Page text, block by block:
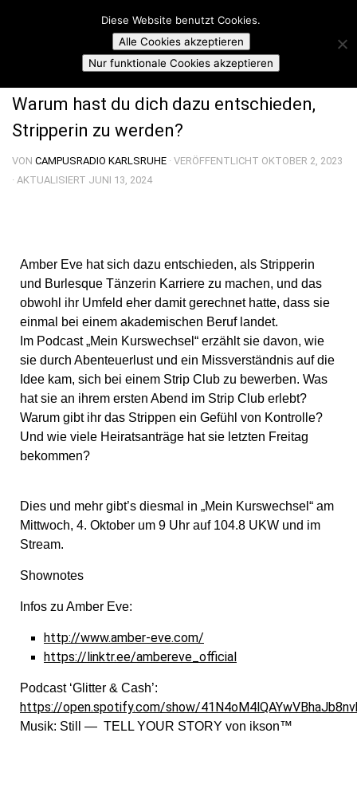
Skip to content
Campusradio Karlsruhe
MEIN KURSWECHSEL
Warum hast du dich dazu entschieden,
Stripperin zu werden?
VON CAMPUSRADIO KARLSRUHE · VERÖFFENTLICHT OKTOBER 2, 2023
· AKTUALISIERT JUNI 13, 2024
Amber Eve hat sich dazu entschieden, als Stripperin
und Burlesque Tänzerin Karriere zu machen, und das
obwohl ihr Umfeld eher damit gerechnet hatte, dass sie
einmal bei einem akademischen Beruf landet.
Im Podcast „Mein Kurswechsel“ erzählt sie davon, wie
sie durch Abenteuerlust und ein Missverständnis auf die
Idee kam, sich bei einem Strip Club zu bewerben. Was
hat sie an ihrem ersten Abend im Strip Club erlebt?
Warum gibt ihr das Strippen ein Gefühl von Kontrolle?
Und wie viele Heiratsanträge hat sie letzten Freitag
bekommen?
Dies und mehr gibt’s diesmal in „Mein Kurswechsel“ am
Mittwoch, 4. Oktober um 9 Uhr auf 104.8 UKW und im
Stream.
Shownotes
Infos zu Amber Eve:
http://www.amber-eve.com/
https://linktr.ee/ambereve_official
Podcast ‘Glitter & Cash’:
https://open.spotify.com/show/
Musik: Still — TELL YOUR STORY von ikson™
Diese Website benutzt Cookies.
Alle Cookies akzeptieren
Nur funktionale Cookies akzeptieren